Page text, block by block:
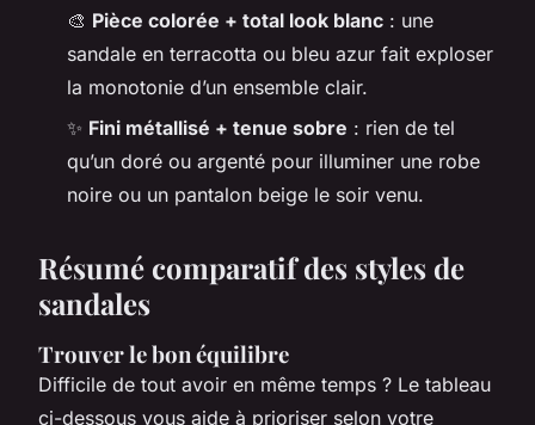
🎨 Pièce colorée + total look blanc : une
sandale en terracotta ou bleu azur fait exploser
la monotonie d’un ensemble clair.
✨ Fini métallisé + tenue sobre : rien de tel
qu’un doré ou argenté pour illuminer une robe
noire ou un pantalon beige le soir venu.
Résumé comparatif des styles de
sandales
Trouver le bon équilibre
Difficile de tout avoir en même temps ? Le tableau
ci-dessous vous aide à prioriser selon votre